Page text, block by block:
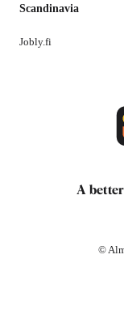
Scandinavia
Jobly.fi
A
©